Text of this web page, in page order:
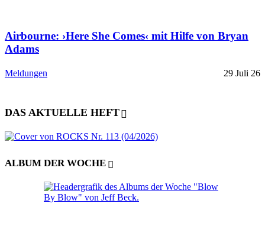
Airbourne: ›Here She Comes‹ mit Hilfe von Bryan
Adams
Meldungen 29 Juli 26
DAS AKTUELLE HEFT
ALBUM DER WOCHE